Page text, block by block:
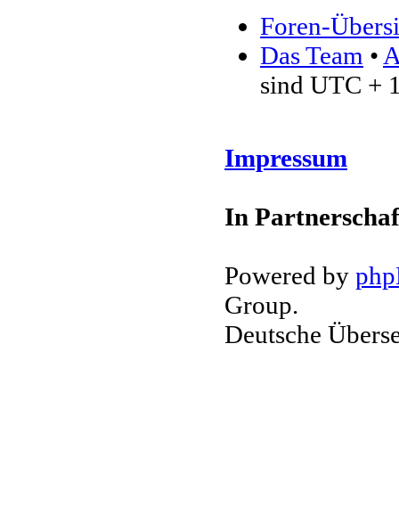
Foren-
Das Team •
sind UTC +
Impressum
In
Powered by
Group.
Deutsche